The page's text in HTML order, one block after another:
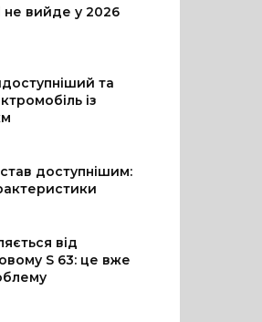
вийде у 2026
та
із
доступнішим:
від
S 63: це вже